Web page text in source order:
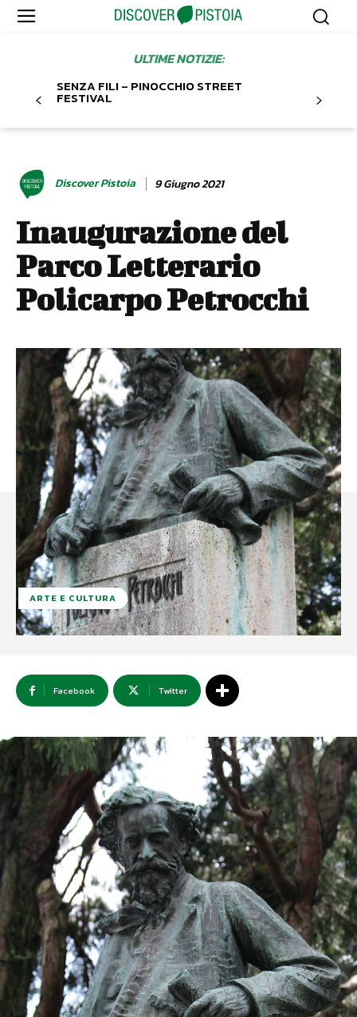
ULTIME NOTIZIE:
SENZA FILI – PINOCCHIO STREET
FESTIVAL
Discover Pistoia 9 Giugno 2021
Inaugurazione del
Parco Letterario
Policarpo Petrocchi
ARTE E CULTURA
Facebook Twitter